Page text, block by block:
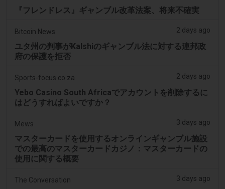
『フレンドレス』ギャンブル改革法案、将来不確実
Bitcoin News 2 days ago
ユタ州の判事がKalshiのギャンブル法に対する連邦政
府の保護を拒否
Sports-focus.co.za 2 days ago
Yebo Casino South Africaでアカウントを削除するに
はどうすればよいですか？
Mews 3 days ago
マスターカードを使用するオンラインギャンブル施設
での最高のマスターカードカジノ：マスターカードの
使用に関する概要
The Conversation 3 days ago